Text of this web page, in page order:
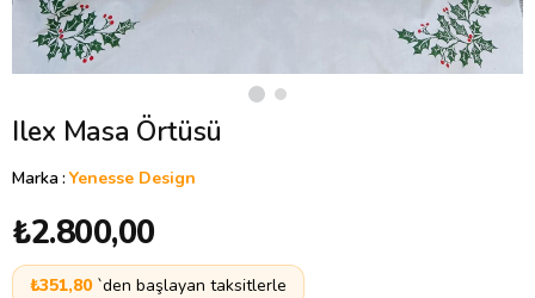
Ilex Masa Örtüsü
Marka: Yenesse Design
₺2.800,00
₺351,80 `den başlayan taksitlerle